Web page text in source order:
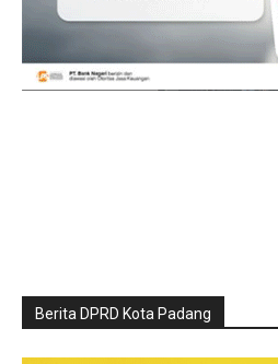
Berita DPRD Kota Padang